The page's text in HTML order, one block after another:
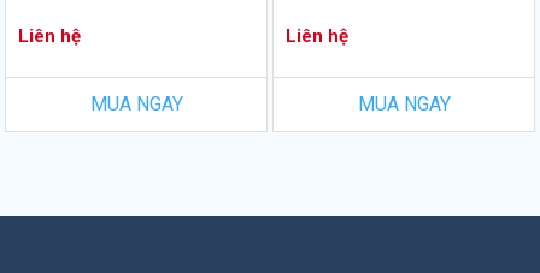
Liên hệ
MUA NGAY
Liên hệ
MUA NGAY